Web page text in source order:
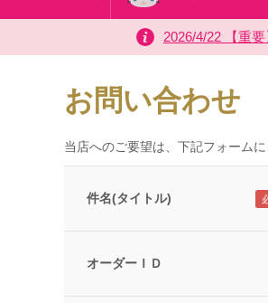
2026/4/22 【重
お問い合わせ
当店へのご要望は、下記フォーム
件名(タイトル)
オーダーＩＤ